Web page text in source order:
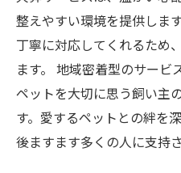
整えやすい環境を提供しま
丁寧に対応してくれるため
ます。 地域密着型のサービ
ペットを大切に思う飼い主
す。愛するペットとの絆を
後ますます多くの人に支持